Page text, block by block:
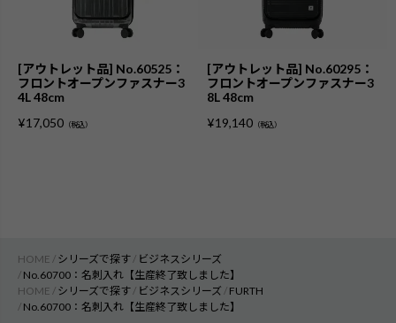
[アウトレット品] No.60525：
フロントオープンファスナー3
4L 48cm
¥17,050 （税込）
[アウトレット品] No.60295：
フロントオープンファスナー3
8L 48cm
¥19,140 （税込）
HOME シリーズで探す
ビジネスシリーズ
No.60700：名刺入れ【生産終了致しました】
HOME
シリーズで探す ビジネスシリーズ
FURTH
No.60700：名刺入れ【生産終了致しました】